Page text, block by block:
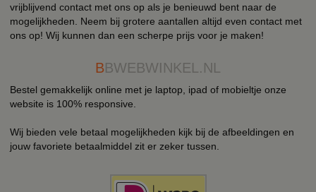
vrijblijvend contact met ons op als je benieuwd bent naar de
mogelijkheden. Neem bij grotere aantallen altijd even contact met
ons op! Wij kunnen dan een scherpe prijs voor je maken!
BBWEBWINKEL.NL
Bestel gemakkelijk online met je laptop, ipad of mobieltje onze
website is 100% responsive.
Wij bieden vele betaal mogelijkheden kijk bij de afbeeldingen en
jouw favoriete betaalmiddel zit er zeker tussen.